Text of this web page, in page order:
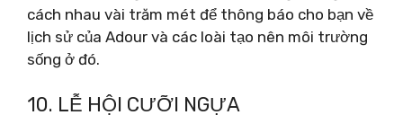
cách nhau vài trăm mét để thông báo cho bạn về
lịch sử của Adour và các loài tạo nên môi trường
sống ở đó.
10. LỄ HỘI CƯỠI NGỰA